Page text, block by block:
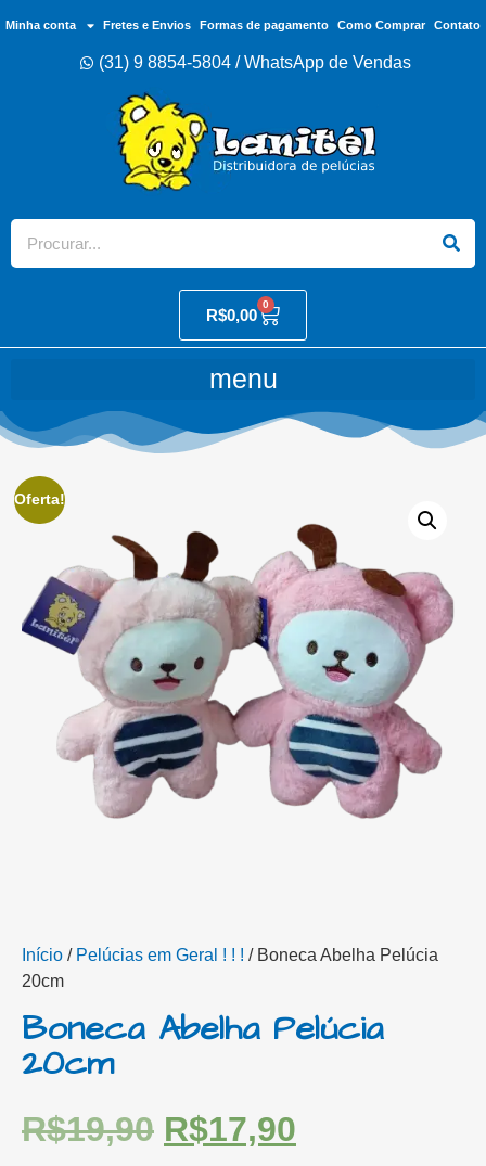
Minha conta Fretes e Envios Formas de pagamento Como Comprar Contato
(31) 9 8854-5804 / WhatsApp de Vendas
R$0,00
0
Oferta!
Início / Pelúcias em Geral ! ! ! / Boneca Abelha Pelúcia
20cm
Boneca Abelha Pelúcia
20cm
R$19,90 R$17,90